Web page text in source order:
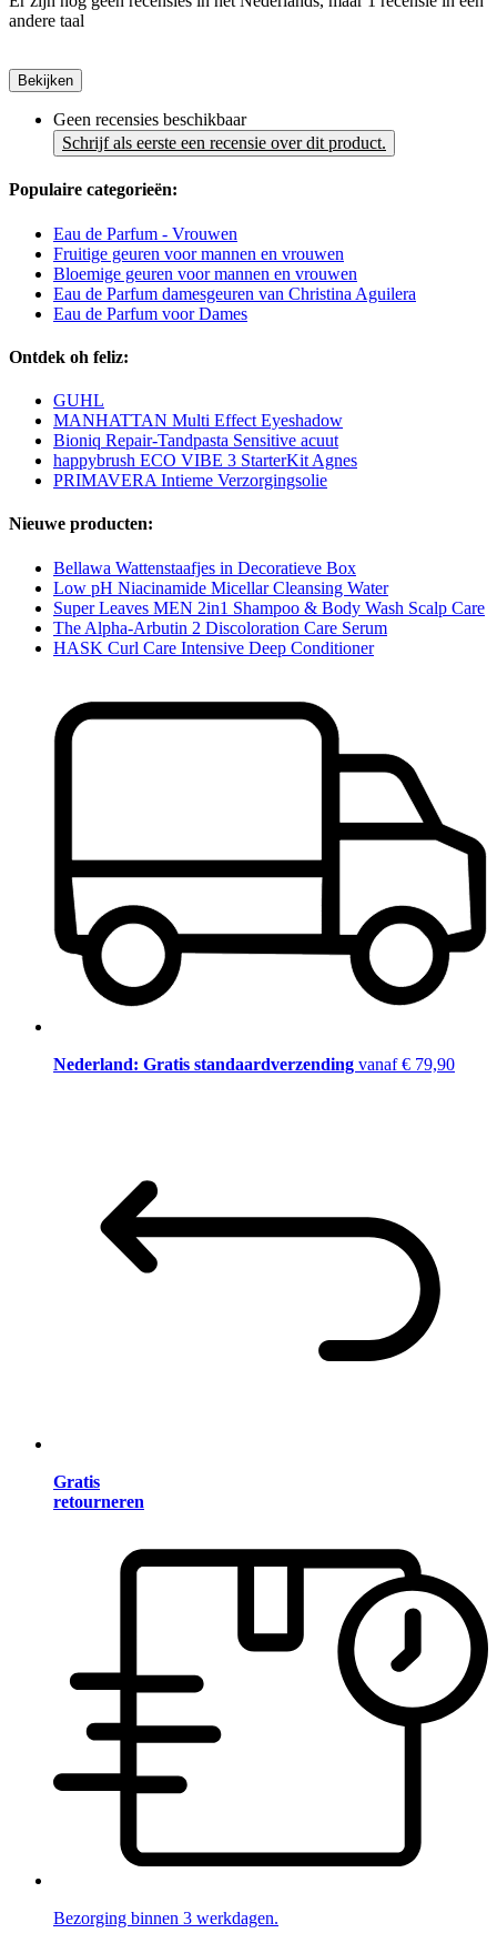
andere taal
Bekijken
Geen recensies beschikbaar
Schrijf als eerste een recensie over dit product.
Populaire categorieën:
Eau de Parfum - Vrouwen
Fruitige geuren voor mannen en vrouwen
Bloemige geuren voor mannen en vrouwen
Eau de Parfum damesgeuren van Christina Aguilera
Eau de Parfum voor Dames
Ontdek oh feliz:
GUHL
MANHATTAN Multi Effect Eyeshadow
Bioniq Repair-Tandpasta Sensitive acuut
happybrush ECO VIBE 3 StarterKit Agnes
PRIMAVERA Intieme Verzorgingsolie
Nieuwe producten:
Bellawa Wattenstaafjes in Decoratieve Box
Low pH Niacinamide Micellar Cleansing Water
Super Leaves MEN 2in1 Shampoo & Body Wash Scalp Care
The Alpha-Arbutin 2 Discoloration Care Serum
HASK Curl Care Intensive Deep Conditioner
Nederland: Gratis standaardverzending vanaf € 79,90
Gratis
retourneren
Bezorging binnen 3 werkdagen.